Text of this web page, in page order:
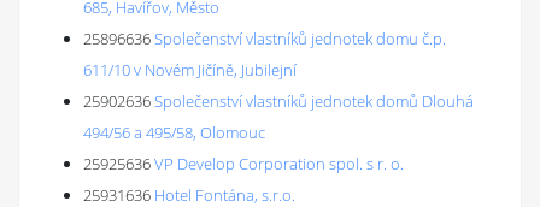
685, Havířov, Město
25896636Společenství vlastníků jednotek domu č.p.
611/10 v Novém Jičíně, Jubilejní
25902636Společenství vlastníků jednotek domů Dlouhá
494/56 a 495/58, Olomouc
25925636VP Develop Corporation spol. s r. o.
25931636 Hotel Fontána, s.r.o.